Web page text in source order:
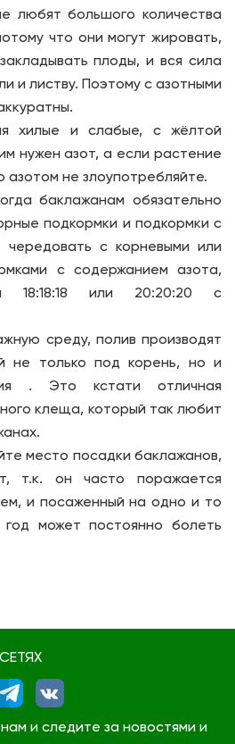
любят большого количества
что они могут жировать,
плоды, и вся сила
и листву. Поэтому с азотными
хилые и слабые, с жёлтой
нужен азот, а если растение
азотом не злоупотребляйте.
баклажанам обязательно
подкормки и подкормки с
чередовать с корневыми или
с содержанием азота,
18:18:18 или 20:20:20 с
среду, полив производят
не только под корень, но и
. Это кстати отличная
клеща, который так любит
место посадки баклажанов,
т.к. он часто поражается
и посаженный на одно и то
может постоянно болеть
и следите за новостями и